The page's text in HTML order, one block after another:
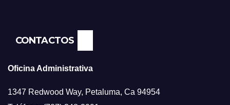
CONTACTOS
Oficina Administrativa
1347 Redwood Way, Petaluma, Ca 94954